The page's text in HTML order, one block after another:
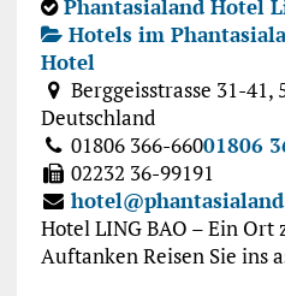
Phantasialand Hotel
Hotels im
Hotel
Berggeisstrasse 31-41,
Deutschland
01806 366-66001806
02232 36-99191
Hotel LING BAO – Ein Ort
Auftanken Reisen Sie ins